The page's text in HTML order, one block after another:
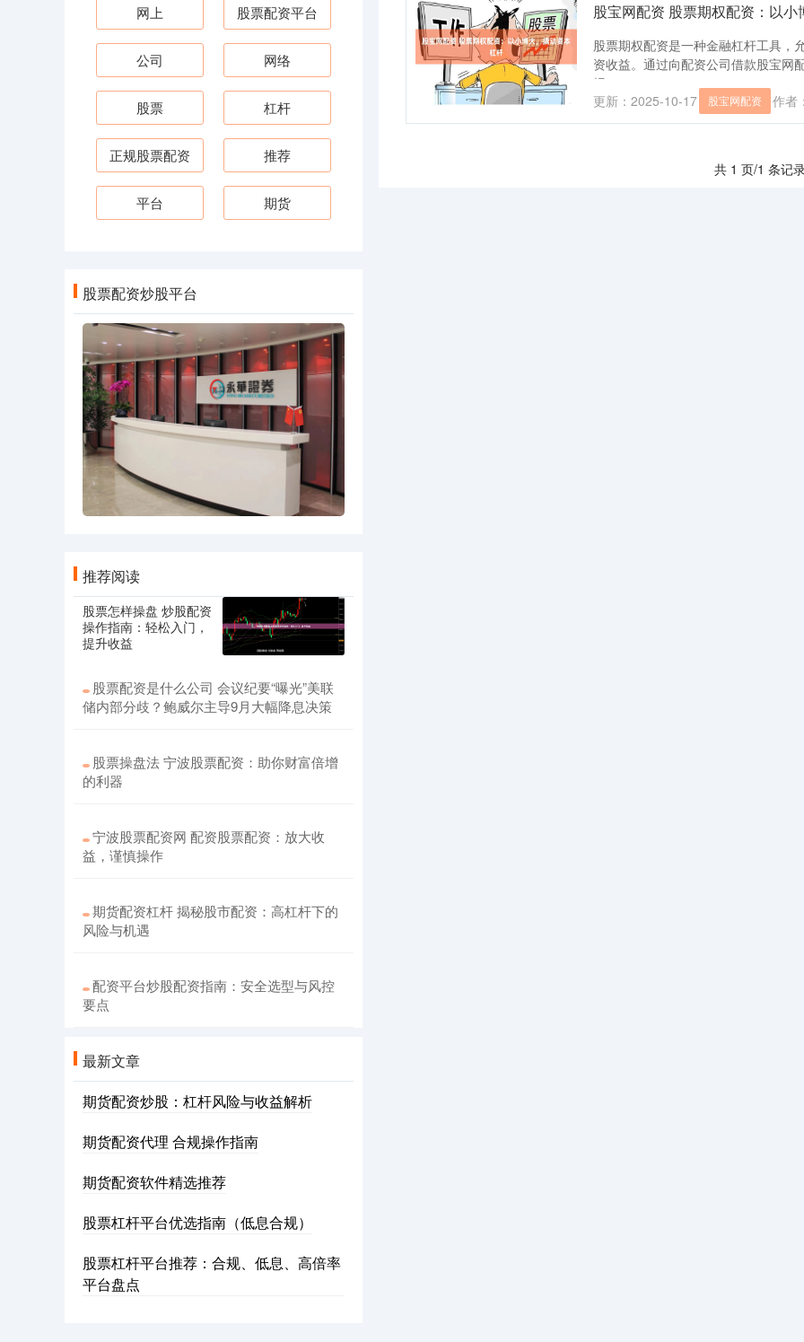
股宝网配资 股票期权配资：以
股票期权配资是一种金融杠杆工具，
资收益。通过向配资公司借款股宝网
报....
更新：2025-10-17
股宝网配资 作者
共 1 页/1 条记
网上 股票配资平台
公司 网络
股票 杠杆
正规股票配资 推荐
平台 期货
股票配资炒股平台
推荐阅读
股票怎样操盘 炒股配资
操作指南：轻松入门，
提升收益
股票配资是什么公司 会议纪要“曝光”美联
储内部分歧？鲍威尔主导9月大幅降息决策
股票操盘法 宁波股票配资：助你财富倍增
的利器
宁波股票配资网 配资股票配资：放大收
益，谨慎操作
期货配资杠杆 揭秘股市配资：高杠杆下的
风险与机遇
配资平台炒股配资指南：安全选型与风控
要点
最新文章
期货配资炒股：杠杆风险与收益解析
期货配资代理 合规操作指南
期货配资软件精选推荐
股票杠杆平台优选指南（低息合规）
股票杠杆平台推荐：合规、低息、高倍率
平台盘点